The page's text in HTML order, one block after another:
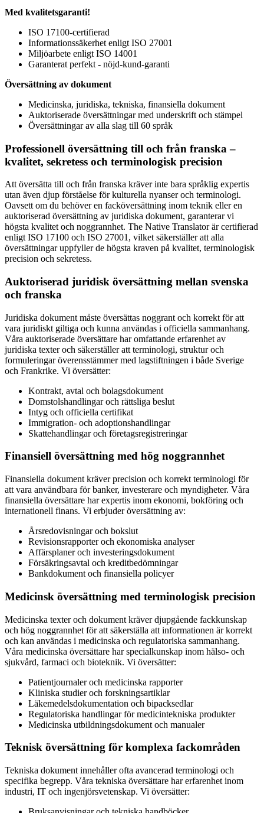
Med kvalitetsgaranti!
ISO 17100-certifierad
Informationssäkerhet enligt ISO 27001
Miljöarbete enligt ISO 14001
Garanterat perfekt - nöjd-kund-garanti
Översättning av dokument
Medicinska, juridiska, tekniska, finansiella dokument
Auktoriserade översättningar med underskrift och stämpel
Översättningar av alla slag till 60 språk
Professionell översättning till och från franska –
kvalitet, sekretess och terminologisk precision
Att översätta till och från franska kräver inte bara språklig expertis
utan även djup förståelse för kulturella nyanser och terminologi.
Oavsett om du behöver en facköversättning inom teknik eller en
auktoriserad översättning av juridiska dokument, garanterar vi
högsta kvalitet och noggrannhet. The Native Translator är certifierad
enligt ISO 17100 och ISO 27001, vilket säkerställer att alla
översättningar uppfyller de högsta kraven på kvalitet, terminologisk
precision och sekretess.
Auktoriserad juridisk översättning mellan svenska
och franska
Juridiska dokument måste översättas noggrant och korrekt för att
vara juridiskt giltiga och kunna användas i officiella sammanhang.
Våra auktoriserade översättare har omfattande erfarenhet av
juridiska texter och säkerställer att terminologi, struktur och
formuleringar överensstämmer med lagstiftningen i både Sverige
och Frankrike. Vi översätter:
Kontrakt, avtal och bolagsdokument
Domstolshandlingar och rättsliga beslut
Intyg och officiella certifikat
Immigration- och adoptionshandlingar
Skattehandlingar och företagsregistreringar
Finansiell översättning med hög noggrannhet
Finansiella dokument kräver precision och korrekt terminologi för
att vara användbara för banker, investerare och myndigheter. Våra
finansiella översättare har expertis inom ekonomi, bokföring och
internationell finans. Vi erbjuder översättning av:
Årsredovisningar och bokslut
Revisionsrapporter och ekonomiska analyser
Affärsplaner och investeringsdokument
Försäkringsavtal och kreditbedömningar
Bankdokument och finansiella policyer
Medicinsk översättning med terminologisk precision
Medicinska texter och dokument kräver djupgående fackkunskap
och hög noggrannhet för att säkerställa att informationen är korrekt
och kan användas i medicinska och regulatoriska sammanhang.
Våra medicinska översättare har specialkunskap inom hälso- och
sjukvård, farmaci och bioteknik. Vi översätter:
Patientjournaler och medicinska rapporter
Kliniska studier och forskningsartiklar
Läkemedelsdokumentation och bipacksedlar
Regulatoriska handlingar för medicintekniska produkter
Medicinska utbildningsdokument och manualer
Teknisk översättning för komplexa fackområden
Tekniska dokument innehåller ofta avancerad terminologi och
specifika begrepp. Våra tekniska översättare har erfarenhet inom
industri, IT och ingenjörsvetenskap. Vi översätter: